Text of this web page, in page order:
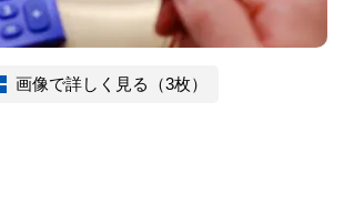
画像で詳しく見る（3枚）